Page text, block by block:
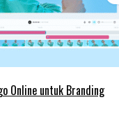
Online untuk Branding